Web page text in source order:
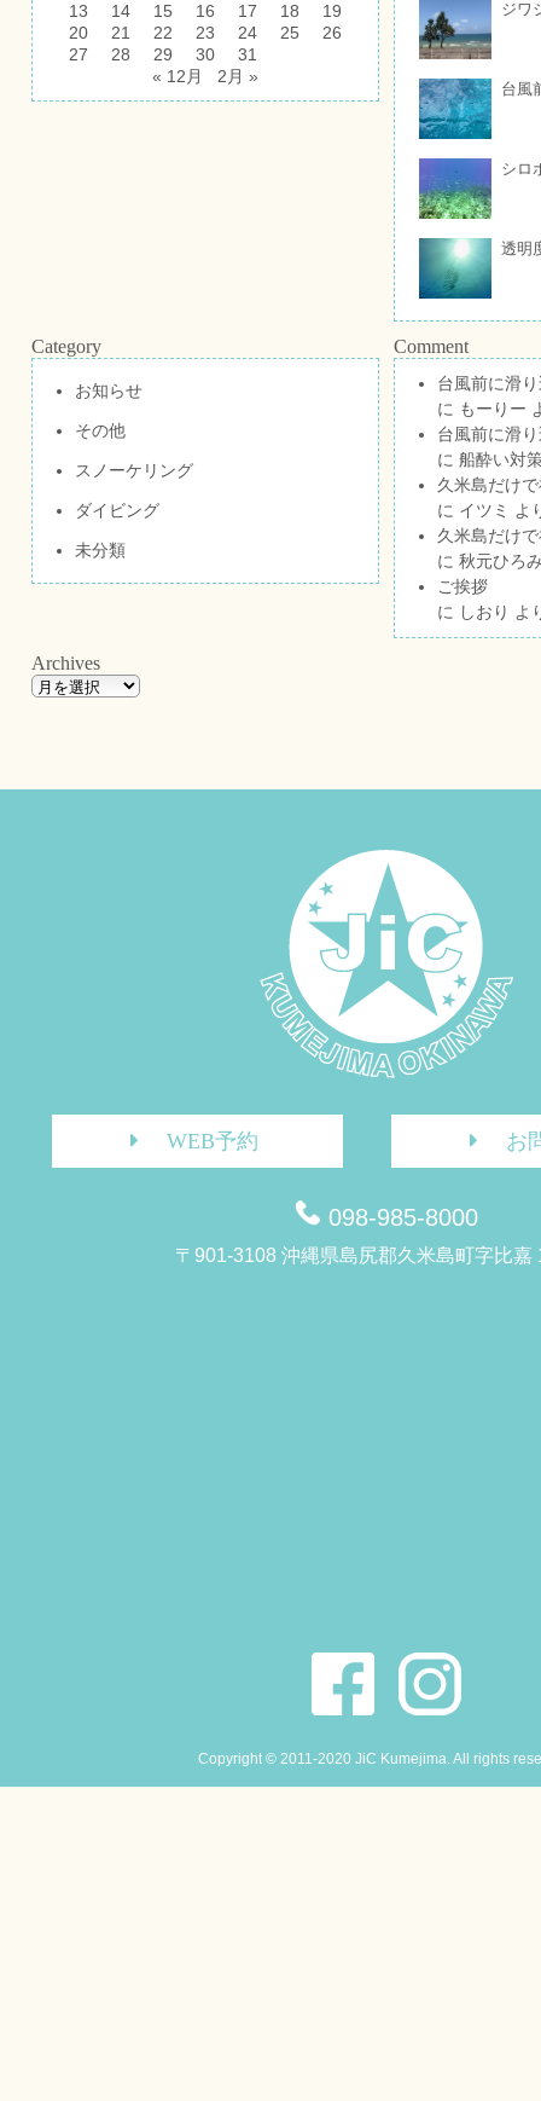
13 14 15 16 17 18
19
20
21 22 23 24 25
26
27
28 29 30
31
« 12月
2月 »
ジワ
台風
シロ
透明
Category
お知らせ
その他
スノーケリング
ダイビング
未分類
Comment
台風前に滑
に もーりー
台風前に滑
に 船酔い対
久米島だけ
に イツミ よ
久米島だけ
に 秋元ひろ
ご挨拶
に しおり よ
Archives
WEB予約 お
098-985-8000
〒901-3108 沖縄県島尻郡久米島町字比嘉
Copyright © 2011-2020 JiC Kumejima. All rights